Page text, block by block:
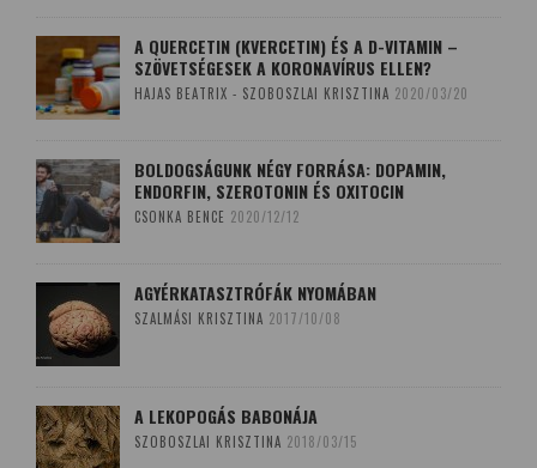
A QUERCETIN (KVERCETIN) ÉS A D-VITAMIN –
SZÖVETSÉGESEK A KORONAVÍRUS ELLEN?
HAJAS BEATRIX - SZOBOSZLAI KRISZTINA 2020/03/20
BOLDOGSÁGUNK NÉGY FORRÁSA: DOPAMIN,
ENDORFIN, SZEROTONIN ÉS OXITOCIN
CSONKA BENCE 2020/12/12
AGYÉRKATASZTRÓFÁK NYOMÁBAN
SZALMÁSI KRISZTINA 2017/10/08
A LEKOPOGÁS BABONÁJA
SZOBOSZLAI KRISZTINA 2018/03/15